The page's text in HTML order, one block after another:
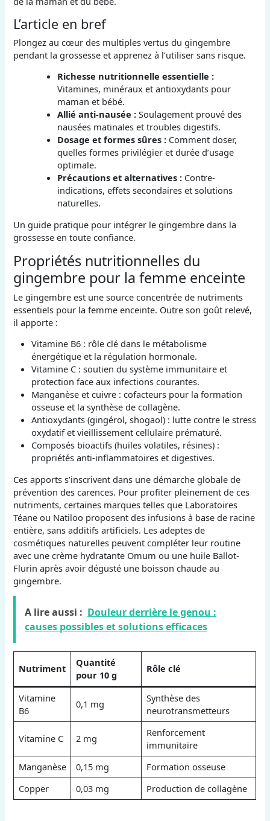
L’article en bref
Plongez au cœur des multiples vertus du gingembre
pendant la grossesse et apprenez à l’utiliser sans risque.
Richesse nutritionnelle essentielle :
Vitamines, minéraux et antioxydants pour
maman et bébé.
Allié anti-nausée : Soulagement prouvé des
nausées matinales et troubles digestifs.
Dosage et formes sûres : Comment doser,
quelles formes privilégier et durée d’usage
optimale.
Précautions et alternatives : Contre-
indications, effets secondaires et solutions
naturelles.
Un guide pratique pour intégrer le gingembre dans la
grossesse en toute confiance.
Propriétés nutritionnelles du
gingembre pour la femme enceinte
Le gingembre est une source concentrée de nutriments
essentiels pour la femme enceinte. Outre son goût relevé,
il apporte :
Vitamine B6 : rôle clé dans le métabolisme
énergétique et la régulation hormonale.
Vitamine C : soutien du système immunitaire et
protection face aux infections courantes.
Manganèse et cuivre : cofacteurs pour la formation
osseuse et la synthèse de collagène.
Antioxydants (gingérol, shogaol) : lutte contre le stress
oxydatif et vieillissement cellulaire prématuré.
Composés bioactifs (huiles volatiles, résines) :
propriétés anti-inflammatoires et digestives.
Ces apports s’inscrivent dans une démarche globale de
prévention des carences. Pour profiter pleinement de ces
nutriments, certaines marques telles que Laboratoires
Téane ou Natiloo proposent des infusions à base de racine
entière, sans additifs artificiels. Les adeptes de
cosmétiques naturelles peuvent compléter leur routine
avec une crème hydratante Omum ou une huile Ballot-
Flurin après avoir dégusté une boisson chaude au
gingembre.
A lire aussi : Douleur derrière le genou :
causes possibles et solutions efficaces
Nutriment
Quantité
pour 10 g
Rôle clé
Vitamine
B6
0,1 mg
Synthèse des
neurotransmetteurs
Vitamine C 2 mg
Renforcement
immunitaire
Manganèse
0,15 mg
Formation osseuse
Copper
0,03 mg Production de collagène